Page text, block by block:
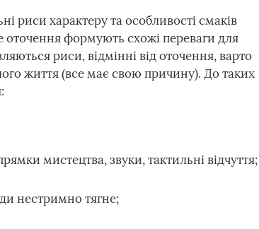
риси характеру та особливості смаків
оточення формують схожі переваги для
риси, відмінні від оточення, варто
життя (все має свою причину). До таких
мистецтва, звуки, тактильні відчуття;
нестримно тягне;